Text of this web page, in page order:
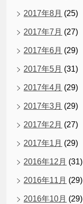
2017年8月 (25)
2017年7月 (27)
2017年6月 (29)
2017年5月 (31)
2017年4月 (29)
2017年3月 (29)
2017年2月 (27)
2017年1月 (29)
2016年12月 (31)
2016年11月 (29)
2016年10月 (29)